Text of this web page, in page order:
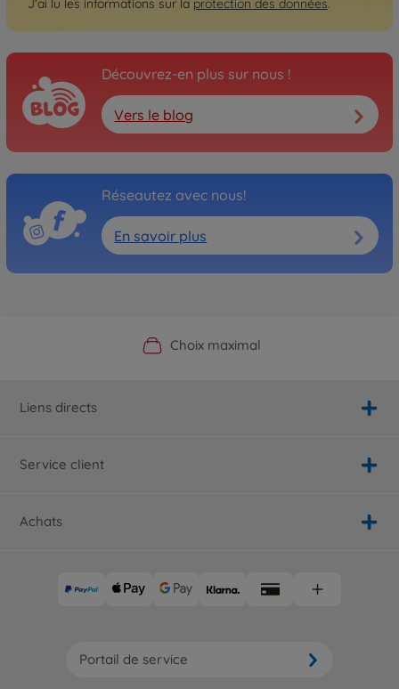
J'ai lu les informations sur la protection des données.
Découvrez-en plus sur nous !
Vers le blog
Réseautez avec nous!
En savoir plus
Boutique officielle du fabricant
Choix maximal
Service personnalisé
Livraison rapide
Liens directs
Service client
Achats
Portail de service